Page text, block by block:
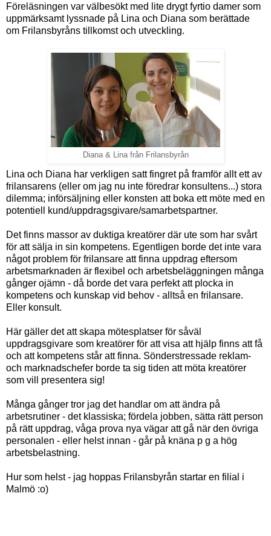
Föreläsningen var välbesökt med lite drygt fyrtio damer som
uppmärksamt lyssnade på Lina och Diana som berättade
om Frilansbyråns tillkomst och utveckling.
Diana & Lina från Frilansbyrån
Lina och Diana har verkligen satt fingret på framför allt ett av
frilansarens (eller om jag nu inte föredrar konsultens...) stora
dilemma; införsäljning eller konsten att boka ett möte med en
potentiell kund/uppdragsgivare/samarbetspartner.
Det finns massor av duktiga kreatörer där ute som har svårt
för att sälja in sin kompetens. Egentligen borde det inte vara
något problem för frilansare att finna uppdrag eftersom
arbetsmarknaden är flexibel och arbetsbeläggningen många
gånger ojämn - då borde det vara perfekt att plocka in
kompetens och kunskap vid behov - alltså en frilansare.
Eller konsult.
Här gäller det att skapa mötesplatser för såväl
uppdragsgivare som kreatörer för att visa att hjälp finns att få
och att kompetens står att finna. Sönderstressade reklam-
och marknadschefer borde ta sig tiden att möta kreatörer
som vill presentera sig!
Många gånger tror jag det handlar om att ändra på
arbetsrutiner - det klassiska; fördela jobben, sätta rätt person
på rätt uppdrag, våga prova nya vägar att gå när den övriga
personalen - eller helst innan - går på knäna p g a hög
arbetsbelastning.
Hur som helst - jag hoppas Frilansbyrån startar en filial i
Malmö :o)